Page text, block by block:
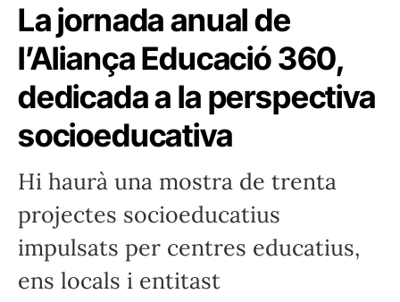
La jornada anual de
l’Aliança Educació 360,
dedicada a la perspectiva
socioeducativa
Hi haurà una mostra de trenta
projectes socioeducatius
impulsats per centres educatius,
ens locals i entitast